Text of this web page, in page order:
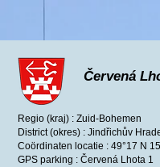
Červená
Regio (kraj) : Zuid-Bohemen
District (okres) : Jindřichův
Coördinaten locatie : 49°17 N
GPS parking : Červená Lhota 1